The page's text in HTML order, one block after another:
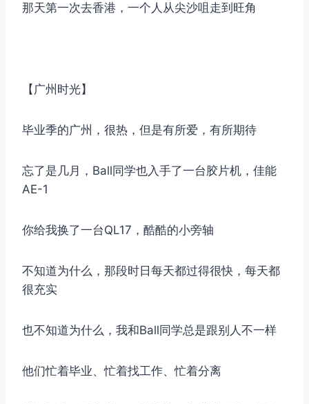
那天第一次去香港，一个人从尖沙咀走到旺角
【广州时光】
毕业季的广州，很热，但是有所爱，有所期待
忘了是几月，Ball同学也入手了一台胶片机，佳能
AE-1
你给我换了一台QL17，酷酷的小旁轴
不知道为什么，那段时日每天都过得很快，每天都
很充实
也不知道为什么，我和Ball同学总是跟别人不一样
他们忙着毕业、忙着找工作、忙着分离